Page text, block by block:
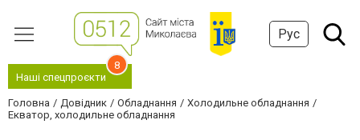
Рус
Наші спецпроєкти
8
Головна Довідник Обладнання
Холодильне обладнання
Екватор, холодильне обладнання